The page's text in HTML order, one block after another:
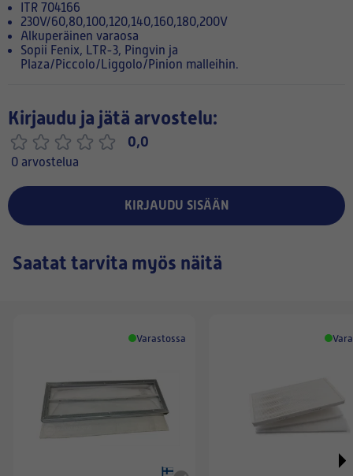
ITR 704166
230V/60,80,100,120,140,160,180,200V
Alkuperäinen varaosa
Sopii Fenix, LTR-3, Pingvin ja
Plaza/Piccolo/Liggolo/Pinion malleihin.
Kirjaudu ja jätä arvostelu:
0,0
0 arvostelua
KIRJAUDU SISÄÄN
Saatat tarvita myös näitä
Varastossa